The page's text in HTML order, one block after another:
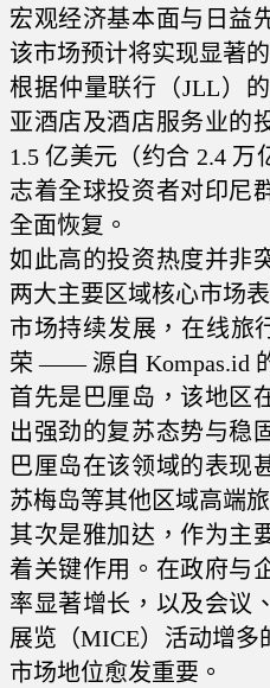
宏观经济基本面与日益
该市场预计将实现显著
根据仲量联行（JLL）
亚酒店及酒店服务业的
1.5 亿美元（约合 2.4
志着全球投资者对印尼
全面恢复。
如此高的投资热度并非
两大主要区域核心市场
市场持续发展，在线旅
荣 —— 源自 Kompas.id
首先是巴厘岛，该地区
出强劲的复苏态势与稳
巴厘岛在该领域的表现
苏梅岛等其他区域高端
其次是雅加达，作为主
着关键作用。在政府与
率显著增长，以及会议
展览（MICE）活动增多
市场地位愈发重要。